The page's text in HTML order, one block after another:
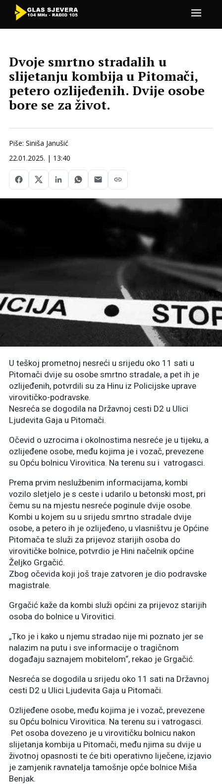
Dvoje smrtno stradalih u
slijetanju kombija u Pitomači,
petero ozlijeđenih. Dvije osobe
bore se za život.
Piše: Siniša Janušić
22.01.2025. | 13:40
U teškoj prometnoj nesreći u srijedu oko 11 sati u
Pitomači dvije su osobe smrtno stradale, a pet ih je
ozlijeđenih, potvrdili su za Hinu iz Policijske uprave
virovitičko-podravske.
Nesreća se dogodila na Državnoj cesti D2 u Ulici
Ljudevita Gaja u Pitomači.
Očevid o uzrocima i okolnostima nesreće je u tijeku, a
ozlijeđene osobe, među kojima je i vozač, prevezene
su Opću bolnicu Virovitica. Na terenu su i vatrogasci.
Prema prvim neslužbenim informacijama, kombi
vozilo sletjelo je s ceste i udarilo u betonski most, pri
čemu su na mjestu nesreće poginule dvije osobe.
Kombi u kojem su u srijedu smrtno stradale dvije
osobe, a petero ih je ozlijeđeno, u vlasništvu je Općine
Pitomača te služi za prijevoz starijih osoba do
virovitičke bolnice, potvrdio je Hini načelnik općine
Željko Grgačić.
Zbog očevida koji još traje zatvoren je dio podravske
magistrale.
Grgačić kaže da kombi služi općini za prijevoz starijih
osoba do bolnice u Virovitici.
„Tko je i kako u njemu stradao nije mi poznato jer se
nalazim na putu i sve informacije o tragičnom
događaju saznajem mobitelom“, rekao je Grgačić.
Nesreća se dogodila u srijedu oko 11 sati na Državnoj
cesti D2 u Ulici Ljudevita Gaja u Pitomači.
Ozlijeđene osobe, među kojima je i vozač, prevezene
su Opću bolnicu Virovitica. Na terenu su i vatrogasci.
Pet osoba dovezeno je u virovitičku bolnicu nakon
slijetanja kombija u Pitomači, među njima su dvije u
životnoj opasnosti te će biti operativno liječene, izjavio
je zamjenik ravnatelja tamošnje opće bolnice Miša
Benjak.